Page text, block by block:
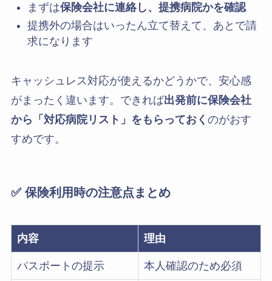
まずは保険会社に連絡し、提携病院かを確認
提携外の場合はいったん立て替えて、あとで請
求になります
キャッシュレス対応が使えるかどうかで、安心感
がまったく違います。できれば出発前に保険会社
から「対応病院リスト」をもらっておく のがおす
すめです。
✅ 保険利用時の注意点まとめ
内容 理由
パスポートの提示 本人確認のため必須